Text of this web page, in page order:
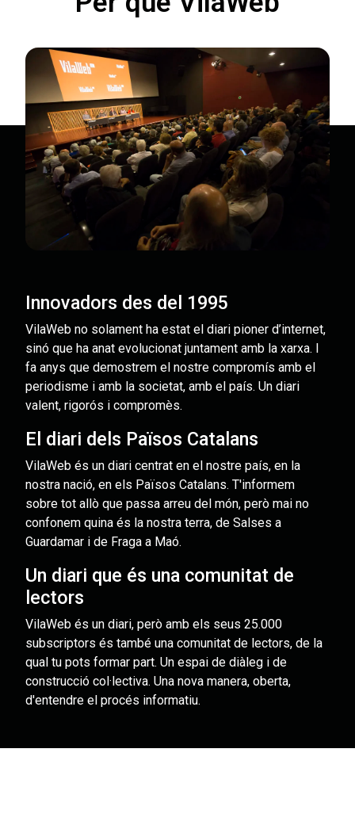
Innovadors des del 1995
VilaWeb no solament ha estat el diari pioner d’internet,
sinó que ha anat evolucionat juntament amb la xarxa. I
fa anys que demostrem el nostre compromís amb el
periodisme i amb la societat, amb el país. Un diari
valent, rigorós i compromès.
El diari dels Països Catalans
VilaWeb és un diari centrat en el nostre país, en la
nostra nació, en els Països Catalans. T'informem
sobre tot allò que passa arreu del món, però mai no
confonem quina és la nostra terra, de Salses a
Guardamar i de Fraga a Maó.
Un diari que és una comunitat de
lectors
VilaWeb és un diari, però amb els seus 25.000
subscriptors és també una comunitat de lectors, de la
qual tu pots formar part. Un espai de diàleg i de
construcció col·lectiva. Una nova manera, oberta,
d'entendre el procés informatiu.